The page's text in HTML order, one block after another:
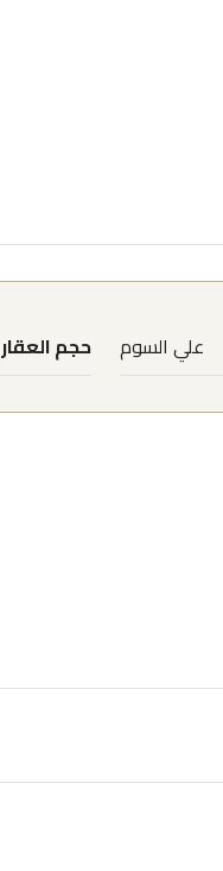
علي السوم حجم العقار